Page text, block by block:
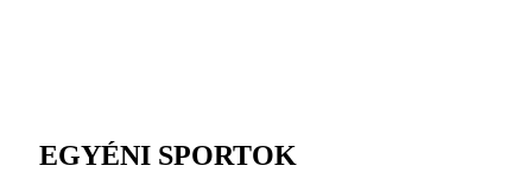
EGYÉNI SPORTOK